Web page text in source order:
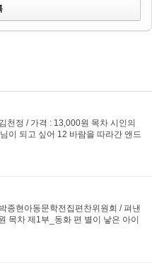
천정 / 가격 : 13,000원 목차 시인의
이 되고 싶어 12 바람을 따라간 앤드
종현아동문학전집편찬위원회 / 펴낸
목차 제1부_동화 편 별이 낳은 아이